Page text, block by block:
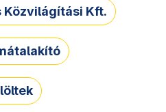
Közvilágítási Kft.